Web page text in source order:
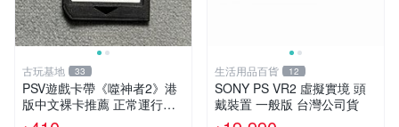
古玩基地 33
PSV遊戲卡帶《噬神者2》港
版中文裸卡推薦 正常運行適
用PSV機嚴選商品 可收藏 港
生活用品百貨 12
SONY PS VR2 虛擬實境 頭
戴裝置 一般版 台灣公司貨